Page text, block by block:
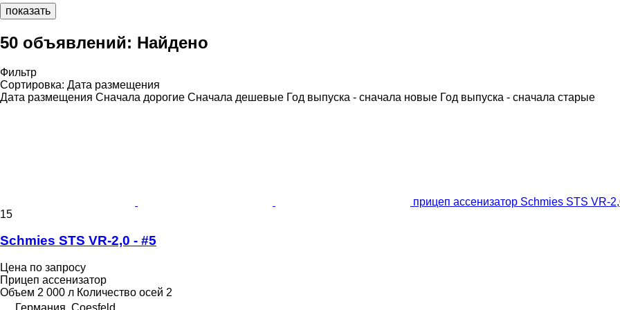
показать
50 объявлений: Найдено
Фильтр
Сортировка: Дата размещения
Дата размещения Сначала дорогие Сначала дешевые Год выпуска - сначала новые Год выпуска - сначала старые
прицеп ассенизатор Schmies STS VR-
15
Schmies STS VR-2,0 - #5
Цена по запросу
Прицеп ассенизатор
Объем 2 000 л Количество осей 2